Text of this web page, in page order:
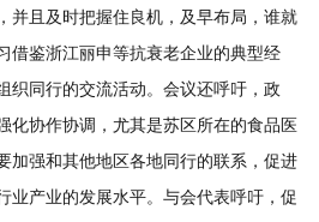
并且及时把握住良机，及早布局，谁就
借鉴浙江丽申等抗衰老企业的典型经
织同行的交流活动。会议还呼吁，政
化协作协调，尤其是苏区所在的食品医
加强和其他地区各地同行的联系，促进
业产业的发展水平。与会代表呼吁，促